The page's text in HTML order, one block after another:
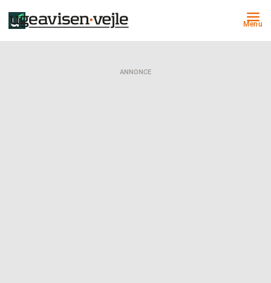
Menu
ANNONCE